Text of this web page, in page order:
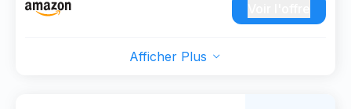
nombreuses autres améliorations.
NOUVEAU : avec DVD et clé USB, peut être
la maison, le jardin et l'intérieur avec notre
Afficher Plus